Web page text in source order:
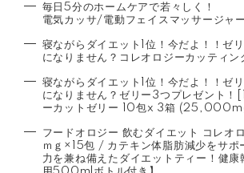
毎日5分のホームケアで若々しく！
電気カッサ/電動フェイスマッサージャー
寝ながらダイエット1位！今だよ！！ゼ
になりません？コレオロジーカッティ
寝ながらダイエット1位！今だよ！！ゼ
になりません？ゼリー3つプレゼント！
ーカットゼリー 10包x 3箱
フードオロジー 飲むダイエット コレ
ｍｇ×15包 / カテキン体脂肪減少をサポ
力を兼ね備えたダイエットティー！健康